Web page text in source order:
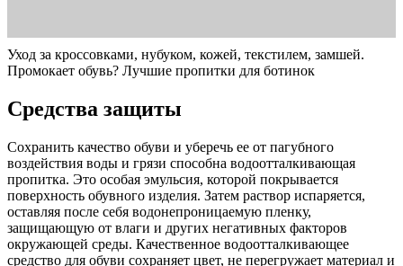
Уход за кроссовками, нубуком, кожей, текстилем, замшей.
Промокает обувь? Лучшие пропитки для ботинок
Средства защиты
Сохранить качество обуви и уберечь ее от пагубного
воздействия воды и грязи способна водоотталкивающая
пропитка. Это особая эмульсия, которой покрывается
поверхность обувного изделия. Затем раствор испаряется,
оставляя после себя водонепроницаемую пленку,
защищающую от влаги и других негативных факторов
окружающей среды. Качественное водоотталкивающее
средство для обуви сохраняет цвет, не перегружает материал и